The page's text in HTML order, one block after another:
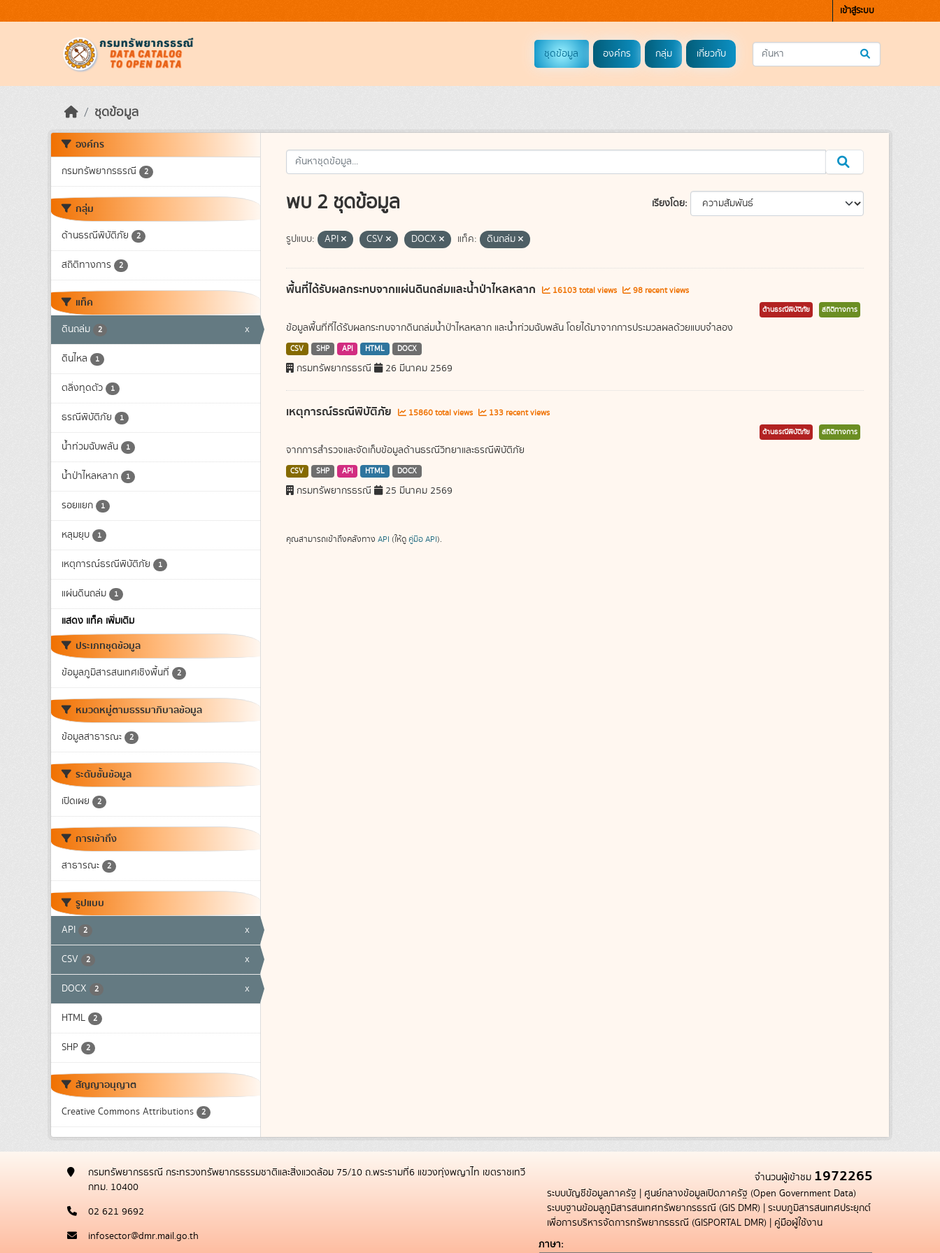
เข้าสู่ระบบ
ชุดข้อมูล องค์กร กลุ่ม เกี่ยวกับ
ชุดข้อมูล
องค์กร
กรมทรัพยากรธรณี 2
กลุ่ม
ด้านธรณีพิบัติภัย 2
สถิติทางการ 2
แท็ค
ดินถล่ม 2 x
ดินไหล 1
ตลิ่งทุดตัว 1
ธรณีพิบัติภัย 1
น้ำท่วมฉับพลัน 1
น้ำป่าไหลหลาก 1
รอยแยก 1
หลุมยุบ 1
เหตุการณ์ธรณีพิบัติภัย 1
แผ่นดินถล่ม 1
แสดง แท็ค เพิ่มเติม
ประเภทชุดข้อมูล
ข้อมูลภูมิสารสนเทศเชิงพื้นที่ 2
หมวดหมู่ตามธรรมาภิบาลข้อมูล
ข้อมูลสาธารณะ 2
ระดับชั้นข้อมูล
เปิดเผย 2
การเข้าถึง
สาธารณะ 2
รูปแบบ
API 2 x
CSV 2 x
DOCX 2 x
HTML 2
SHP 2
สัญญาอนุญาต
Creative Commons Attributions 2
เรียงโดย
พบ 2 ชุดข้อมูล
รูปแบบ: API CSV DOCX แท็ค: ดินถล่ม
พื้นที่ได้รับผลกระทบจากแผ่นดินถล่มและน้ำป่าไหลหลาก 16103 total views 98 recent views
ด้านธรณีพิบัติภัย สถิติทางการ
ข้อมูลพื้นที่ที่ได้รับผลกระทบจากดินถล่มน้ำป่าไหลหลาก และน้ำท่วมฉับพลัน โดยได้มาจากการประมวลผลด้วยแบบจำลอง
CSV SHP API HTML DOCX
กรมทรัพยากรธรณี 26 มีนาคม 2569
เหตุการณ์ธรณีพิบัติภัย 15860 total views 133 recent views
ด้านธรณีพิบัติภัย สถิติทางการ
จากการสำรวจและจัดเก็บข้อมูลด้านธรณีวิทยาและธรณีพิบัติภัย
CSV SHP API HTML DOCX
กรมทรัพยากรธรณี 25 มีนาคม 2569
คุณสามารถเข้าถึงคลังทาง API (ให้ดู คู่มือ API).
กรมทรัพยากรธรณี กระทรวงทรัพยากรธรรมชาติและสิ่งแวดล้อม 75/10 ถ.พระรามที่6 แขวงทุ่งพญาไท เขตราชเทวี
กทม. 10400
02 621 9692
infosector@dmr.mail.go.th
จำนวนผู้เข้าชม 1972265
ระบบบัญชีข้อมูลภาครัฐ | ศูนย์กลางข้อมูลเปิดภาครัฐ (Open Government Data)
ระบบฐานข้อมลูภูมิสารสนเทศทรัพยากรธรณี (GIS DMR) | ระบบภูมิสารสนเทศประยุกต์
เพื่อการบริหารจัดการทรัพยากรธรณี (GISPORTAL DMR) | คู่มือผู้ใช้งาน
ภาษา